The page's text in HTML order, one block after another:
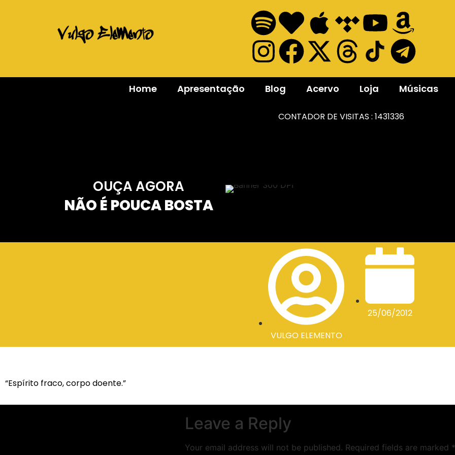
Home Apresentação Blog Acervo Loja Músicas
CONTADOR DE VISITAS : 1431336
OUÇA AGORA
NÃO É POUCA BOSTA
VULGO ELEMENTO
25/06/2012
“Espírito fraco, corpo doente.”
Leave a Reply
Your email address will not be published. Required fields are marked *